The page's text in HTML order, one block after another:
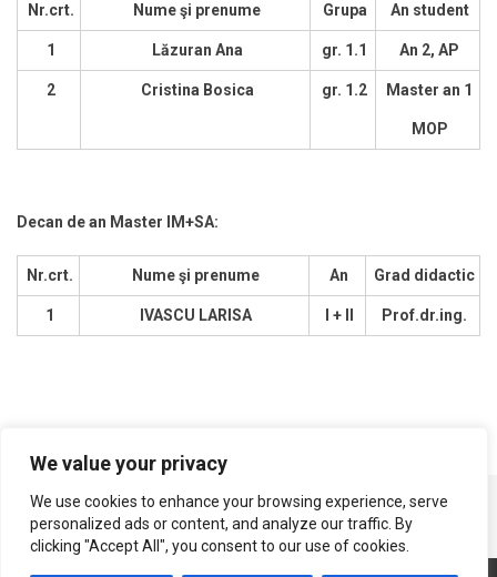
We value your privacy
We use cookies to enhance your browsing experience, serve
personalized ads or content, and analyze our traffic. By
clicking "Accept All", you consent to our use of cookies.
Nr.crt. Nume şi prenume Grupa An student
1 Lăzuran Ana gr. 1.1 An 2, AP
2 Cristina Bosica gr. 1.2 Master an 1
MOP
Decan de an Master IM+SA:
Nr.crt. Nume şi prenume An Grad didactic
1 IVASCU LARISA I + II Prof.dr.ing.